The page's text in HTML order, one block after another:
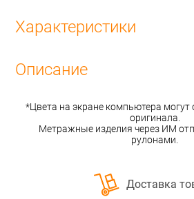
Характеристики
Описание
*Цвета на экране компьютера могут
оригинала.
Метражные изделия через ИМ
рулонами.
Доставка